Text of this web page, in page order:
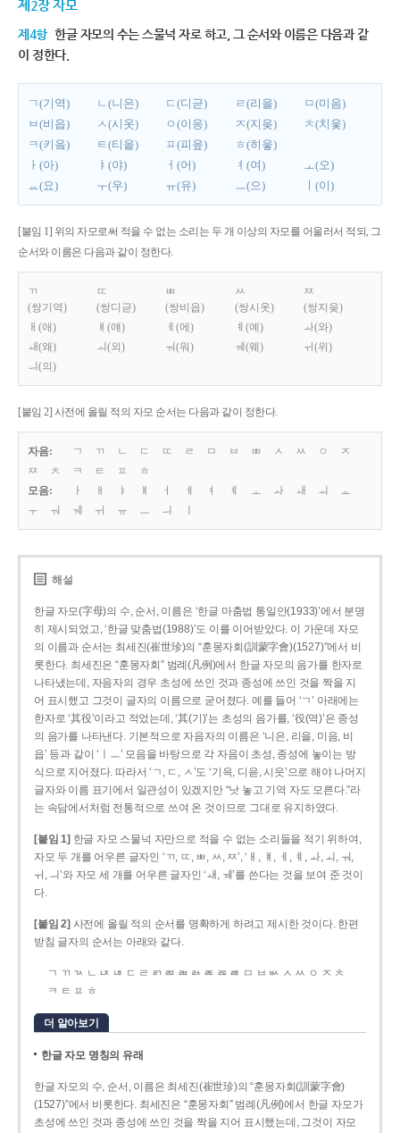
제2장 자모
제4항 한글 자모의 수는 스물넉 자로 하고, 그 순서와 이름은 다음과 같
이 정한다.
ㄱ(기역) ㄴ(니은) ㄷ(디귿) ㄹ(리을)
ㅁ(미음)
ㅂ(비읍)
ㅅ(시옷) ㅇ(이응) ㅈ(지읒)
ㅊ(치읓)
ㅋ(키읔)
ㅌ(티읕) ㅍ(피읖)
ㅎ(히읗)
ㅏ(아)
ㅑ(야) ㅓ(어) ㅕ(여)
ㅗ(오)
ㅛ(요)
ㅜ(우) ㅠ(유) ㅡ(으) ㅣ(이)
[붙임 1] 위의 자모로써 적을 수 없는 소리는 두 개 이상의 자모를 어울러서 적되, 그
순서와 이름은 다음과 같이 정한다.
ㄲ
(쌍기역)
ㄸ
(쌍디귿)
ㅃ
(쌍비읍)
ㅆ
(쌍시옷)
ㅉ
(쌍지읒)
ㅐ(애)
ㅒ(얘) ㅔ(에) ㅖ(예)
ㅘ(와)
ㅙ(왜)
ㅚ(외) ㅝ(워) ㅞ(웨)
ㅟ(위)
ㅢ(의)
[붙임 2] 사전에 올릴 적의 자모 순서는 다음과 같이 정한다.
자음: ㄱ ㄲ ㄴ ㄷ ㄸ ㄹ ㅁ ㅂ ㅃ ㅅ ㅆ ㅇ
ㅈ
ㅉ
ㅊ ㅋ ㅌ ㅍ
ㅎ
모음:
ㅏ ㅐ ㅑ ㅒ ㅓ ㅔ ㅕ ㅖ ㅗ ㅘ ㅙ ㅚ
ㅛ
ㅜ
ㅝ ㅞ ㅟ ㅠ ㅡ ㅢ
해설
한글 자모(字母)의 수, 순서, 이름은 ‘한글 마춤법 통일안(1933)’에서 분명
히 제시되었고, ‘한글 맞춤법(1988)’도 이를 이어받았다. 이 가운데 자모
의 이름과 순서는 최세진(崔世珍)의 “훈몽자회(訓蒙字會)(1527)”에서 비
롯한다. 최세진은 “훈몽자회” 범례(凡例)에서 한글 자모의 음가를 한자로
나타냈는데, 자음자의 경우 초성에 쓰인 것과 종성에 쓰인 것을 짝을 지
어 표시했고 그것이 글자의 이름으로 굳어졌다. 예를 들어 ‘ㄱ’ 아래에는
한자로 ‘其役’이라고 적었는데, ‘其(기)’는 초성의 음가를, ‘役(역)’은 종성
의 음가를 나타낸다. 기본적으로 자음자의 이름은 ‘니은, 리을, 미음, 비
읍’ 등과 같이 ‘ㅣㅡ’ 모음을 바탕으로 각 자음이 초성, 종성에 놓이는 방
식으로 지어졌다. 따라서 ‘ㄱ, ㄷ, ㅅ’도 ‘기윽, 디읃, 시읏’으로 해야 나머지
글자와 이름 표기에서 일관성이 있겠지만 “낫 놓고 기역 자도 모른다.”라
는 속담에서처럼 전통적으로 쓰여 온 것이므로 그대로 유지하였다.
[붙임 1] 한글 자모 스물넉 자만으로 적을 수 없는 소리들을 적기 위하여,
자모 두 개를 어우른 글자인 ‘ㄲ, ㄸ, ㅃ, ㅆ, ㅉ’, ‘ㅐ, ㅒ, ㅔ, ㅖ, ㅘ, ㅚ, ㅝ,
ㅟ, ㅢ’와 자모 세 개를 어우른 글자인 ‘ㅙ, ㅞ’를 쓴다는 것을 보여 준 것이
다.
[붙임 2] 사전에 올릴 적의 순서를 명확하게 하려고 제시한 것이다. 한편
받침 글자의 순서는 아래와 같다.
ㄱ ㄲ ㄳ ㄴ ㄵ ㄶ ㄷ ㄹ ㄺ ㄻ ㄼ ㄽ ㄾ ㄿ ㅀ ㅁ ㅂ ㅄ ㅅ ㅆ ㅇ ㅈ ㅊ
ㅋ ㅌ ㅍ ㅎ
더 알아보기
한글 자모 명칭의 유래
한글 자모의 수, 순서, 이름은 최세진(崔世珍)의 “훈몽자회(訓蒙字會)
(1527)”에서 비롯한다. 최세진은 “훈몽자회” 범례(凡例)에서 한글 자모가
초성에 쓰인 것과 종성에 쓰인 것을 짝을 지어 표시했는데, 그것이 자모